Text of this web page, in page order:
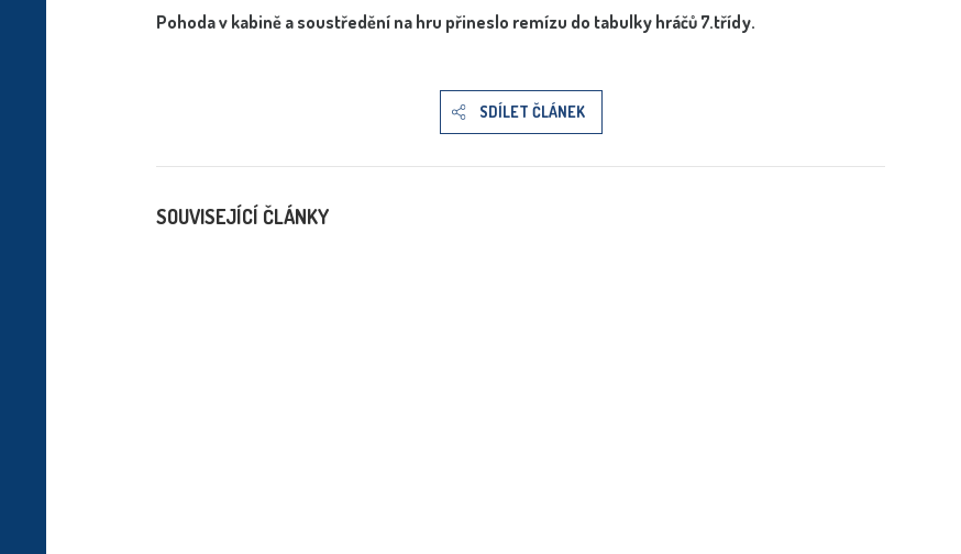
Pohoda v kabině a soustředění na hru přineslo remízu do tabulky hráčů 7.třídy.
SDÍLET ČLÁNEK
SOUVISEJÍCÍ ČLÁNKY